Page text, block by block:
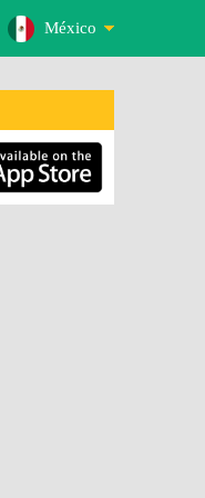
México